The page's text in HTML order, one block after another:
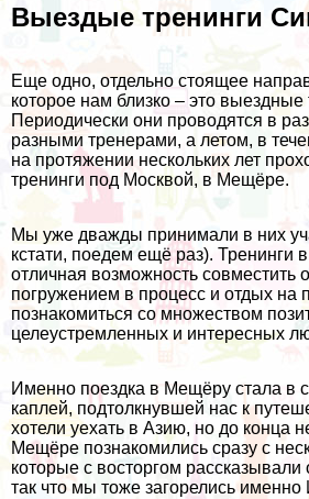
Выездые тренинги
Еще одно, отдельно стоящее
которое нам близко – это выездные
Периодически они проводятся в
разными тренерами, а летом, в
на протяжении нескольких лет
тренинги под Москвой, в Мещёре.
Мы уже дважды принимали в них
кстати, поедем ещё раз). Тренинги
отличная возможность совместить
погружением в процесс и отдых на
познакомиться со множеством
целеустремленных и интересных
Именно поездка в Мещёру стала в
каплей, подтолкнувшей нас к
хотели уехать в Азию, но до конца
Мещёре познакомились сразу с
которые с восторгом
так что мы тоже загорелись именно